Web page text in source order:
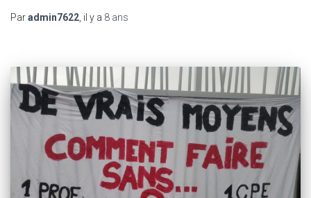
Paradmin7622 , il y a 8 ans